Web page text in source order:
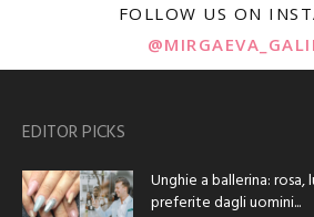
FOLLOW US ON
EDITOR PICKS
Unghie a ballerina: rosa,
preferite dagli uomini...